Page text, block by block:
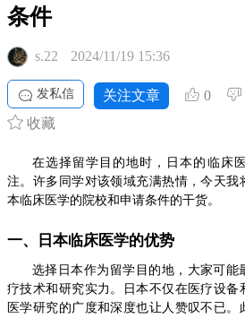
条件
s.22 2024/11/19 15:36
发私信 关注文章 0
收藏
在选择留学目的地时，日本的临床
注。许多同学对该领域充满热情，今天我
本临床医学的院校和申请条件的干货。
一、日本临床医学的优势
选择日本作为留学目的地，大家可能
疗技术和研究实力。日本不仅在医疗设备
医学研究的广度和深度也让人赞叹不已。